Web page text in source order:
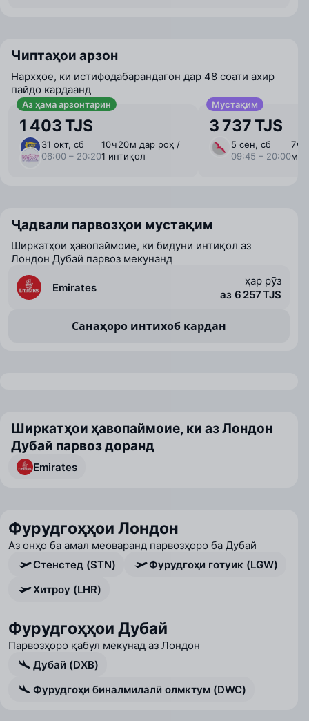
Чиптаҳои арзон
Нархҳое, ки истифодабарандагон дар 48 соати ахир
пайдо кардаанд
Аз ҳама арзонтарин
1 403 TJS
31 окт, сб
06:00 – 20:20
10 ⁠ч 20 ⁠м дар роҳ /
1 интиқол
Мустақим
3 737 TJS
5 сен, сб
09:45 – 20:00
7 ⁠ч
Ҷадвали парвозҳои мустақим
Ширкатҳои ҳавопаймоие, ки бидуни интиқол аз
Лондон Дубай парвоз мекунанд
Emirates
ҳар рӯз
аз 6 257 TJS
Санаҳоро интихоб кардан
Ширкатҳои ҳавопаймоие, ки аз Лондон
Дубай парвоз доранд
Emirates
Фурудгоҳҳои Лондон
Аз онҳо ба амал меоваранд парвозҳоро ба Дубай
Стенстед (STN)
Фурудгоҳи готуик (LGW)
Хитроу (LHR)
Фурудгоҳҳои Дубай
Парвозҳоро қабул мекунад аз Лондон
Дубай (DXB)
Фурудгоҳи биналмилалӣ олмктум (DWC)